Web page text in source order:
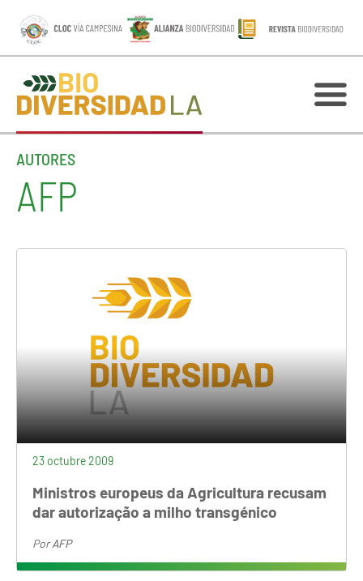
AUTORES
AFP
23 octubre 2009
Ministros europeus da Agricultura recusam
dar autorização a milho transgénico
PorAFP